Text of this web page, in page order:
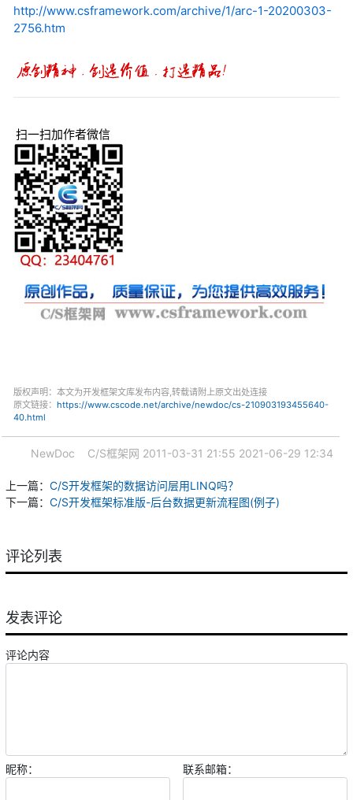
http://www.csframework.com/archive/1/arc-1-20200303-
2756.htm
扫一扫加作者微信
版权声明：本文为开发框架文库发布内容,转载请附上原文出处连接
原文链接： https://www.cscode.net/archive/newdoc/cs-210903193455640-
40.html
NewDoc C/S框架网 2011-03-31 21:55 2021-06-29 12:34
上一篇： C/S开发框架的数据访问层用LINQ吗？
下一篇： C/S开发框架标准版-后台数据更新流程图(例子)
评论列表
发表评论
评论内容
昵称： 联系邮箱：